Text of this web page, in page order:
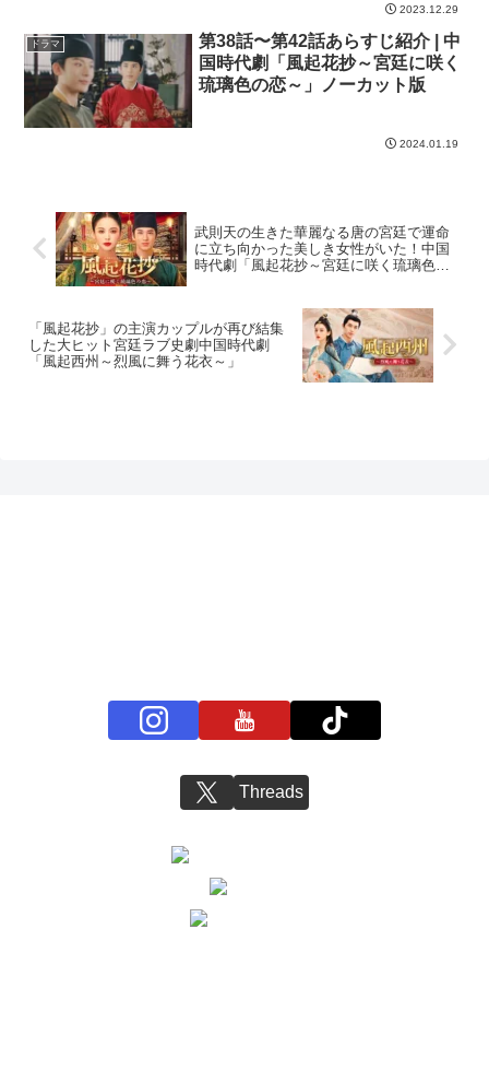
2023.12.29
ドラマ
第38話〜第42話あらすじ紹介 | 中
国時代劇「風起花抄～宮廷に咲く
琉璃色の恋～」ノーカット版
2024.01.19
武則天の生きた華麗なる唐の宮廷で運命
に立ち向かった美しき女性がいた！中国
時代劇「風起花抄～宮廷に咲く琉璃色の
「風起花抄」の主演カップルが再び結集
した大ヒット宮廷ラブ史劇中国時代劇
「風起西州～烈風に舞う花衣～」
Threads